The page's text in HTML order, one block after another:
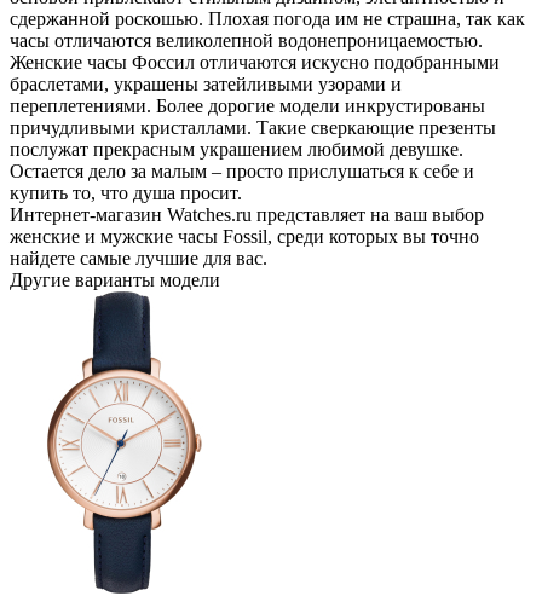
сдержанной роскошью. Плохая погода им не страшна, так как
часы отличаются великолепной водонепроницаемостью.
Женские часы Фоссил отличаются искусно подобранными
браслетами, украшены затейливыми узорами и
переплетениями. Более дорогие модели инкрустированы
причудливыми кристаллами. Такие сверкающие презенты
послужат прекрасным украшением любимой девушке.
Остается дело за малым – просто прислушаться к себе и
купить то, что душа просит.
Интернет-магазин Watches.ru представляет на ваш выбор
женские и мужские часы Fossil, среди которых вы точно
найдете самые лучшие для вас.
Другие варианты модели